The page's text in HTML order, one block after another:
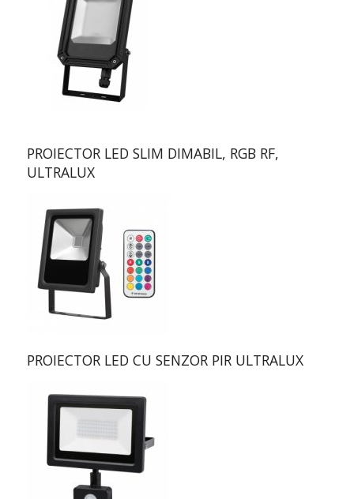
PROIECTOR LED SLIM DIMABIL, RGB RF,
ULTRALUX
PROIECTOR LED CU SENZOR PIR ULTRALUX